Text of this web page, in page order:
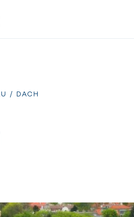
/ DACH